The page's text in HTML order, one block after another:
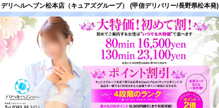
デリヘルヘブン松本店（キュアズグループ） (甲信デリバリー/長野県松本発)